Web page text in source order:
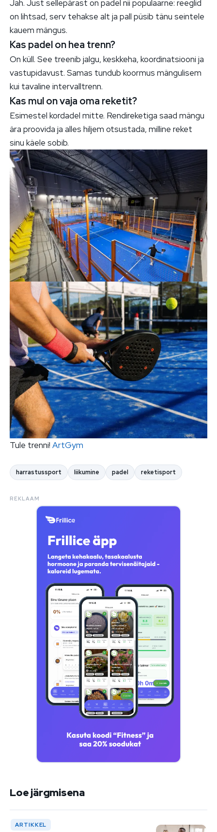
Jah. Just sellepärast on padel nii populaarne: reeglid
on lihtsad, serv tehakse alt ja pall püsib tänu seintele
kauem mängus.
Kas padel on hea trenn?
On küll. See treenib jalgu, keskkeha, koordinatsiooni ja
vastupidavust. Samas tundub koormus mängulisem
kui tavaline intervalltrenn.
Kas mul on vaja oma reketit?
Esimestel kordadel mitte. Rendireketiga saad mängu
ära proovida ja alles hiljem otsustada, milline reket
sinu käele sobib.
Tule trenni! ArtGym
harrastussport liikumine padel reketisport
REKLAAM
Loe järgmisena
ARTIKKEL